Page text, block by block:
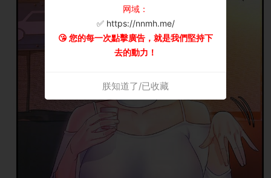
网域：
✅ https://nnmh.me/
😘 您的每一次點擊廣告，就是我們堅持下
去的動力！
朕知道了/已收藏